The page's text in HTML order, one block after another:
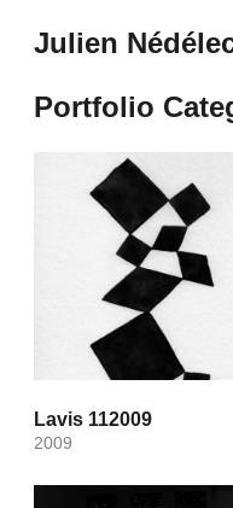
au
principal
Julien
Portfolio
Lavis 112009
2009